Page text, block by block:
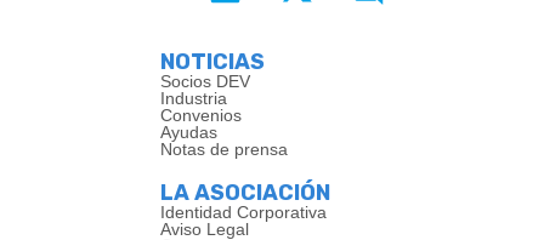
NOTICIAS
Socios DEV
Industria
Convenios
Ayudas
Notas de prensa
LA ASOCIACIÓN
Identidad Corporativa
Aviso Legal